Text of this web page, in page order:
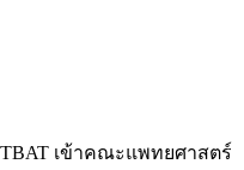
เข้าคณะแพทยศาสตร์